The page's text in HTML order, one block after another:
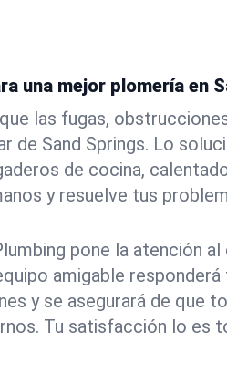
una mejor plomería en
las fugas,
de Sand Springs. Lo
de cocina,
y resuelve tus
pone la atención
amigable
y se asegurará de que
Tu satisfacción lo es